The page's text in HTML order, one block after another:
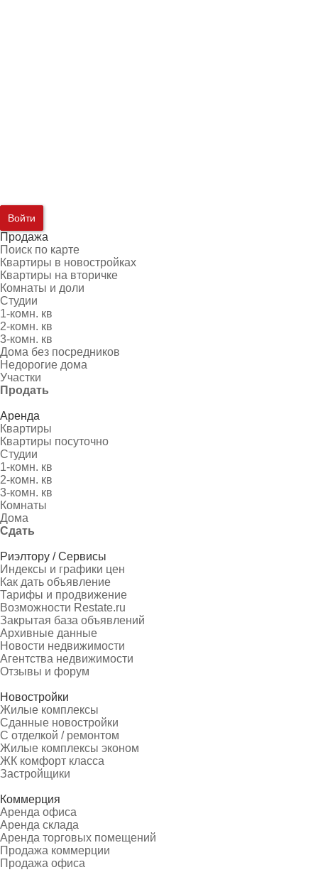
Войти
Продажа
Поиск по карте
Квартиры в новостройках
Квартиры на вторичке
Комнаты и доли
Студии
1-комн. кв
2-комн. кв
3-комн. кв
Дома без посредников
Недорогие дома
Участки
Продать
Аренда
Квартиры
Квартиры посуточно
Студии
1-комн. кв
2-комн. кв
3-комн. кв
Комнаты
Дома
Сдать
Риэлтору / Сервисы
Индексы и графики цен
Как дать объявление
Тарифы и продвижение
Возможности Restate.ru
Закрытая база объявлений
Архивные данные
Новости недвижимости
Агентства недвижимости
Отзывы и форум
Новостройки
Жилые комплексы
Сданные новостройки
С отделкой / ремонтом
Жилые комплексы эконом
ЖК комфорт класса
Застройщики
Коммерция
Аренда офиса
Аренда склада
Аренда торговых помещений
Продажа коммерции
Продажа офиса